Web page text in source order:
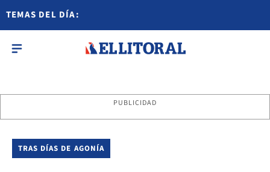
TEMAS DEL DÍA:
PUBLICIDAD
TRAS DÍAS DE AGONÍA